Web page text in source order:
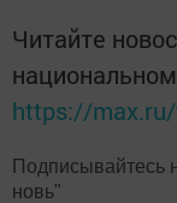
Читайте
https://
Подписывайтесь
новь"